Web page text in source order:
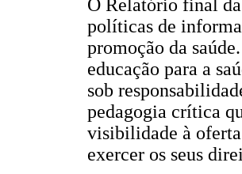
O Relatório final
políticas de
promoção da
educação para a
sob
pedagogia crítica
visibilidade à oferta
exercer os seus